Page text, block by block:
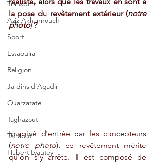
Transport
Aziz Akhannouch
Sport
Essaouira
Religion
Jardins d'Agadir
Ouarzazate
Taghazout
Tafraout
Hubert Lyautey
la pose du revêtement extérieur (notre
photo) ?
Imaginé d'entrée par les concepteurs
(notre photo), ce revêtement mérite
qu'on s'y arrête. Il est composé de